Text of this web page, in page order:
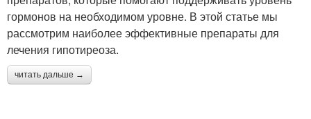
гормонов на необходимом уровне. В этой статье мы
рассмотрим наиболее эффективные препараты для
лечения гипотиреоза.
читать дальше →